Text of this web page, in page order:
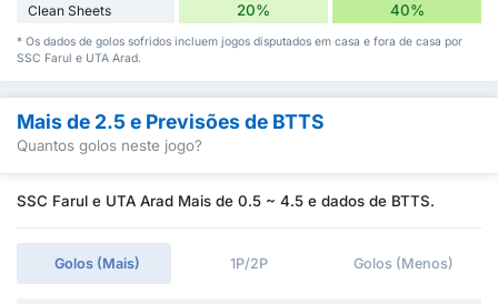
Clean Sheets 20% 40%
* Os dados de golos sofridos incluem jogos disputados em casa e fora de casa por
SSC Farul e UTA Arad.
Mais de 2.5 e Previsões de BTTS
Quantos golos neste jogo?
SSC Farul e UTA Arad Mais de 0.5 ~ 4.5 e dados de BTTS.
Golos (Mais) 1P/2P Golos (Menos)